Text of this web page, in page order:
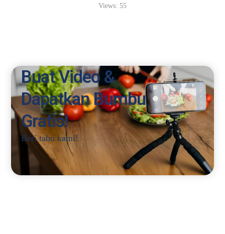
Views: 55
Buat Video &
Dapatkan Bumbu
Gratis!
Beri tahu kami!